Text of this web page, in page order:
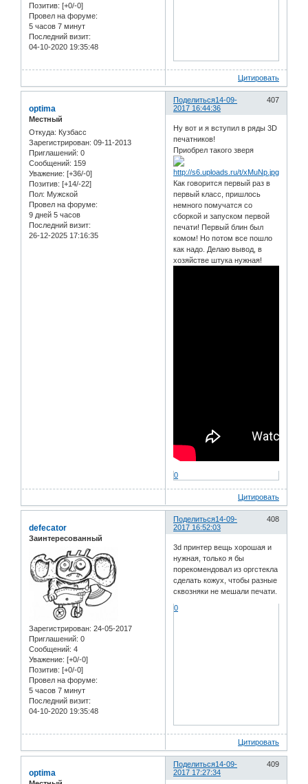
Позитив: [+0/-0]
Провел на форуме:
5 часов 7 минут
Последний визит:
04-10-2020 19:35:48
Цитировать
Поделиться 407
14-09-
2017 16:44:36
optima
Местный
Откуда: Кузбасс
Зарегистрирован: 09-11-2013
Приглашений: 0
Сообщений: 159
Уважение: [+36/-0]
Позитив: [+14/-22]
Пол: Мужской
Провел на форуме:
9 дней 5 часов
Последний визит:
26-12-2025 17:16:35
Ну вот и я вступил в ряды 3D
печатников!
Приобрел такого зверя
Как говорится первый раз в
первый класс, пришлось
немного помучатся со
сборкой и запуском первой
печати! Первый блин был
комом! Но потом все пошло
как надо. Делаю вывод, в
хозяйстве штука нужная!
0
Цитировать
Поделиться 408
14-09-
2017 16:52:03
defecator
Заинтересованный
Зарегистрирован: 24-05-2017
Приглашений: 0
Сообщений: 4
Уважение: [+0/-0]
Позитив: [+0/-0]
Провел на форуме:
5 часов 7 минут
Последний визит:
04-10-2020 19:35:48
3d принтер вещь хорошая и
нужная, только я бы
порекомендовал из оргстекла
сделать кожух, чтобы разные
сквозняки не мешали печати.
0
Цитировать
Поделиться 409
14-09-
2017 17:27:34
optima